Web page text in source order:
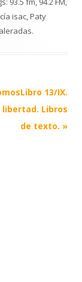
isac,Paty
.
13/IX.
libertad. Libros
de texto. »